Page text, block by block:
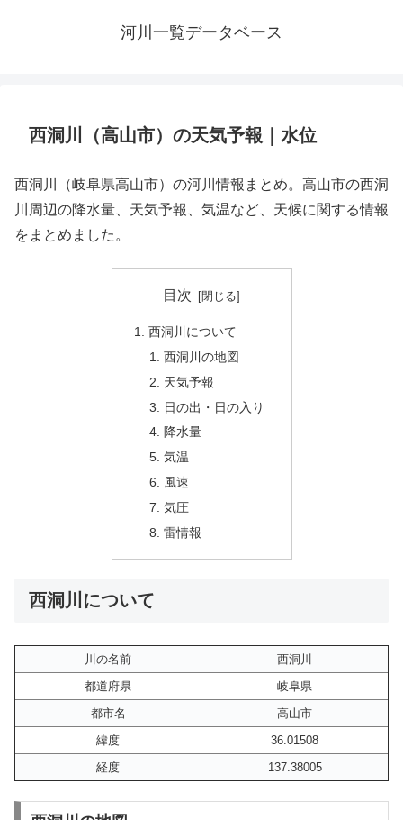
河川一覧データベース
西洞川（高山市）の天気予報｜水位
西洞川（岐阜県高山市）の河川情報まとめ。高山市の西洞
川周辺の降水量、天気予報、気温など、天候に関する情報
をまとめました。
目次
西洞川について
西洞川の地図
天気予報
日の出・日の入り
降水量
気温
風速
気圧
雷情報
西洞川について
川の名前
西洞川
都道府県
岐阜県
都市名
高山市
緯度
36.01508
経度
137.38005